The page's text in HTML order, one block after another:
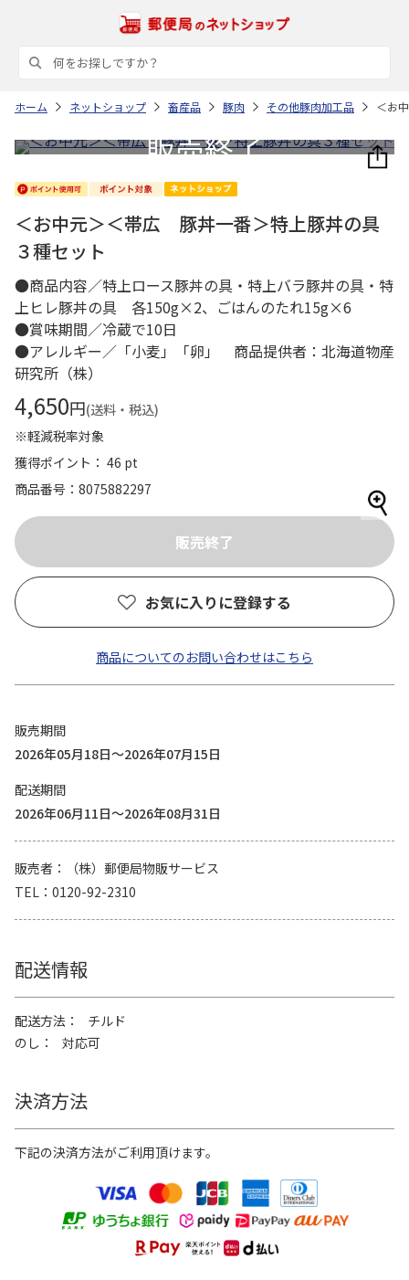
ホーム ネットショップ 畜産品 豚肉 その他豚肉加工品 ＜お
＜お中元＞＜帯広 豚丼一番＞特上豚丼の具
３種セット
●商品内容／特上ロース豚丼の具・特上バラ豚丼の具・特
上ヒレ豚丼の具 各150g×2、ごはんのたれ15g×6
●賞味期間／冷蔵で10日
●アレルギー／「小麦」「卵」 商品提供者：北海道物産
研究所（株）
4,650円(送料・税込)
※軽減税率対象
獲得ポイント： 46 pt
商品番号
8075882297
お気に入りに登録する
商品についてのお問い合わせはこちら
販売期間
2026年05月18日～2026年07月15日
配送期間
2026年06月11日～2026年08月31日
販売者
（株）郵便局物販サービス
TEL
0120-92-2310
配送情報
配送方法
チルド
のし
対応可
決済方法
下記の決済方法がご利用頂けます。